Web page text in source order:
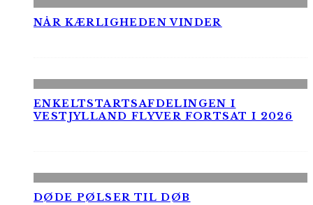
NÅR KÆRLIGHEDEN VINDER
ENKELTSTARTSAFDELINGEN I
VESTJYLLAND FLYVER FORTSAT I 2026
DØDE PØLSER TIL DØB